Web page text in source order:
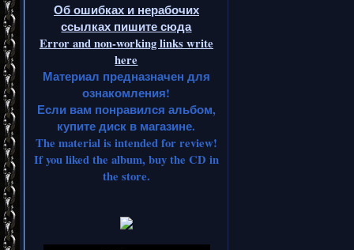
Об ошибках и нерабочих
ссылках пишите сюда
Error and non-working links write
here
Материал предназначен для
ознакомления!
Если вам понравился альбом,
купите диск в магазине.
The material is intended for review!
If you liked the album, buy the CD in
the store.